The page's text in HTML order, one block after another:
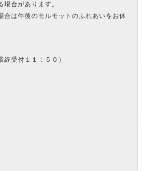
合があります。
は午後のモルモットのふれあいをお休
受付１１：５０）